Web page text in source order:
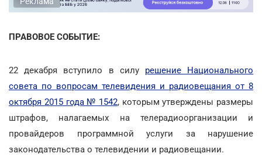
ПРАВОВОЕ СОБЫТИЕ:
22 декабря вступило в силу решение Национального
совета по вопросам телевидения и радиовещания от 8
октября 2015 года № 1542, которым утверждены размеры
штрафов, налагаемых на телерадиоорганизации и
провайдеров программной услуги за нарушение
законодательства о телевидении и радиовещании.